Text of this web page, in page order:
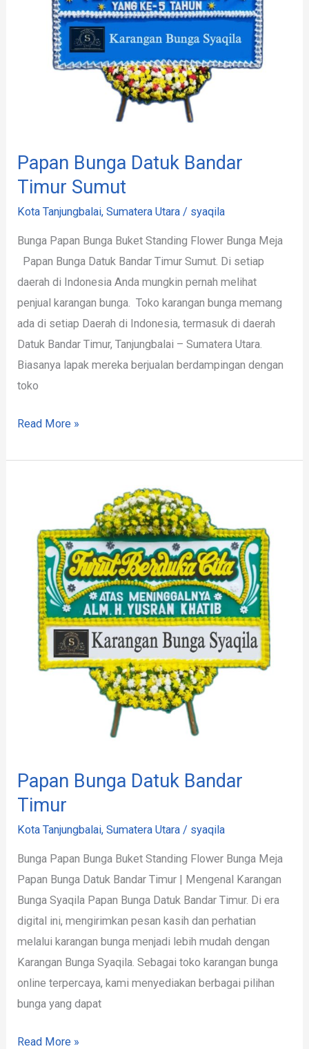
Papan Bunga Datuk Bandar
Timur Sumut
Kota Tanjungbalai,Sumatera Utara / syaqila
Bunga Papan Bunga Buket Standing Flower Bunga Meja
Papan Bunga Datuk Bandar Timur Sumut. Di setiap
daerah di Indonesia Anda mungkin pernah melihat
penjual karangan bunga. Toko karangan bunga memang
ada di setiap Daerah di Indonesia, termasuk di daerah
Datuk Bandar Timur, Tanjungbalai – Sumatera Utara.
Biasanya lapak mereka berjualan berdampingan dengan
toko
Read More »
Papan Bunga Datuk Bandar
Timur
Kota Tanjungbalai,Sumatera Utara / syaqila
Bunga Papan Bunga Buket Standing Flower Bunga Meja
Papan Bunga Datuk Bandar Timur | Mengenal Karangan
Bunga Syaqila Papan Bunga Datuk Bandar Timur. Di era
digital ini, mengirimkan pesan kasih dan perhatian
melalui karangan bunga menjadi lebih mudah dengan
Karangan Bunga Syaqila. Sebagai toko karangan bunga
online terpercaya, kami menyediakan berbagai pilihan
bunga yang dapat
Datuk
Bandar
Timur
Read More »